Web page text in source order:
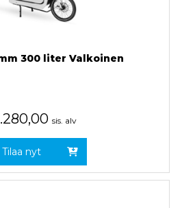
300 liter Valkoinen
sis. alv
Tilaa nyt